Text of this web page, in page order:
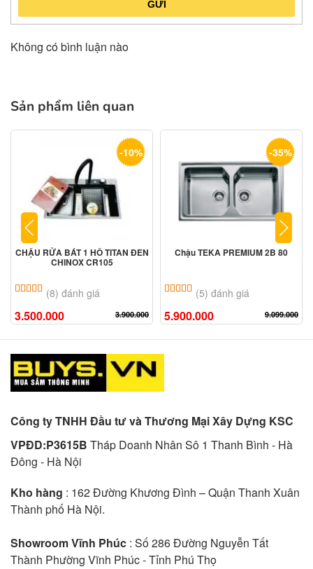
GỬI
Không có bình luận nào
Sản phẩm liên quan
-10%
CHẬU RỬA BÁT 1 HỐ TITAN ĐEN
CHINOX CR105
5.00 trên 5 dựa trên
(8) đánh giá
3.500.000 3.900.000
-35%
Chậu TEKA PREMIUM 2B 80
5.00 trên 5 dựa trên
(5) đánh giá
5.900.000 9.099.000
Công ty TNHH Đầu tư và Thương Mại Xây Dựng KSC
VPĐD:P3615B Tháp Doanh Nhân Sô 1 Thanh Bình - Hà
Đông - Hà Nội
Kho hàng : 162 Đường Khương Đình – Quận Thanh Xuân
Thành phố Hà Nội.
Showroom Vĩnh Phúc : Số 286 Đường Nguyễn Tất
Thành Phường Vĩnh Phúc - Tỉnh Phú Thọ